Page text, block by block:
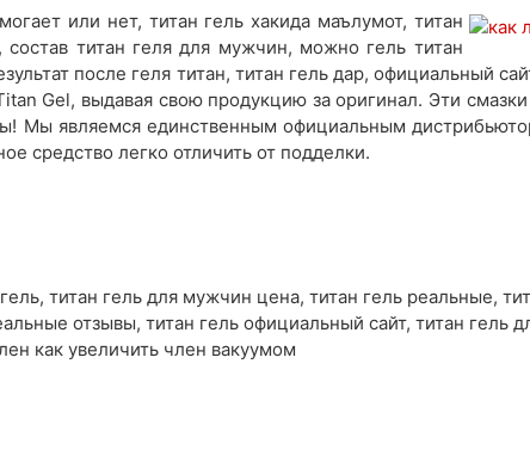
или нет, титан гель хакида маълумот, титан
титан геля для мужчин, можно гель титан
после геля титан, титан гель дар, официальный
Gel, выдавая свою продукцию за оригинал. Эти
Мы являемся единственным официальным
средство легко отличить от подделки.
титан гель для мужчин цена, титан гель реальные,
отзывы, титан гель официальный сайт, титан гель
как увеличить член вакуумом